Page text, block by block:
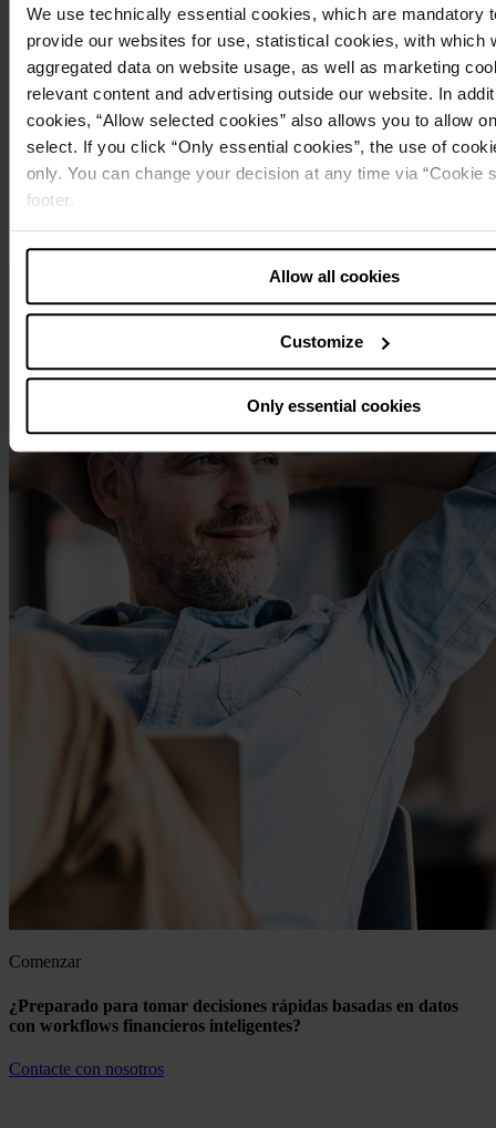
We use technically essential cookies, which are mandatory
provide our websites for use, statistical cookies, with which
aggregated data on website usage, as well as marketing
relevant content and advertising outside our website. In
cookies, “Allow selected cookies” also allows you to allow
select. If you click “Only essential cookies”, the use of
only. You can change your decision at any time via “Cookie
footer.
Note about the processing of your data collected on this
By clicking “Allow all cookies” you also agree that your data
in the USA. The European Court of Justice judges the USA
particular risk that your data may be processed by US
Allow all cookies
Customize
Only essential cookies
Asesoramiento
Performance Management
Los servicios de auditoría interna (de gestión, de rendimiento, contra
el blanqueo de capitales, de protección de datos) son de la más alta
calidad, pues corren a cargo de expertos y auditores certificados.
Estos realizarán una evaluación sistemática y exhaustiva de la
gestión de riesgos, los controles internos, el rendimiento, los
resultados económicos y la eficiencia de su empresa.
Más información sobre nuestro socio
Comenzar
¿Preparado para tomar decisiones rápidas basadas en datos
con workflows financieros inteligentes?
Contacte con nosotros